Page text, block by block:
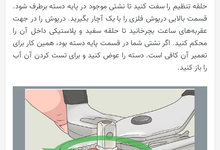
حلقه تنظیم را سفت کنید تا نشتی موجود در پایه دسته برطرف شود.
قسمت بالایی درپوش فلزی را با یک آچار بگیرید. درپوش را در جهت
عقربه‌های ساعت بچرخانید تا حلقه سفید و پلاستیکی داخل آن را
محکم کنید. اگر نشتی شما در قسمت پایه دسته بود، همین کار برای
تعمیر آن کافی است. دسته را عوض کنید و برای تست کردن آن آب
را باز کنید.